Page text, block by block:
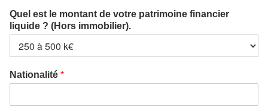
Quel est le montant de votre patrimoine financier
liquide ? (Hors immobilier).
v
e
s
Nationalité *